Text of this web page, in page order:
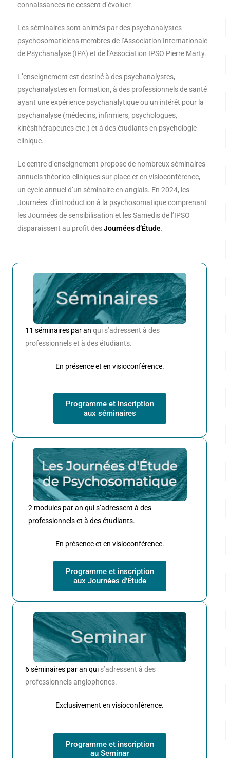
connaissances ne cessent d’évoluer.
Les séminaires sont animés par des psychanalystes
psychosomaticiens membres de l’Association Internationale
de Psychanalyse (IPA) et de l’Association IPSO Pierre Marty.
L’enseignement est destiné à des psychanalystes,
psychanalystes en formation, à des professionnels de santé
ayant une expérience psychanalytique ou un intérêt pour la
psychanalyse (médecins, infirmiers, psychologues,
kinésithérapeutes etc.) et à des étudiants en psychologie
clinique.
Le centre d’enseignement propose de nombreux séminaires
annuels théorico-cliniques sur place et en visioconférence,
un cycle annuel d’un séminaire en anglais. En 2024, les
Journées d’introduction à la psychosomatique comprenant
les Journées de sensibilisation et les Samedis de l’IPSO
disparaissent au profit desJournées d’Étude.
11 séminaires par an qui s’adressent à des
professionnels et à des étudiants.
En présence et en visioconférence.
Programme et inscription
aux séminaires
2 modules par an qui s’adressent à des
professionnels et à des étudiants.
En présence et en visioconférence.
Programme et inscription
aux Journées d'Étude
6 séminaires par an qui s’adressent à des
professionnels anglophones.
Exclusivement en visioconférence.
Programme et inscription
au Seminar